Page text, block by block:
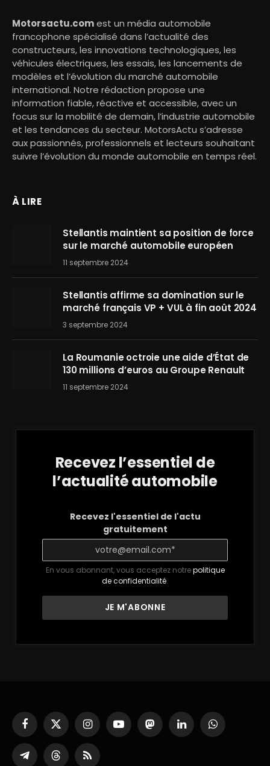
Motorsactu.comest un média automobile
francophone spécialisé dans l’actualité des
constructeurs, les innovations technologiques, les
véhicules électriques, les essais, les lancements de
modèles et l’évolution du marché automobile
international. Notre rédaction propose une
information fiable, réactive et accessible, avec un
focus sur la mobilité de demain, l’industrie automobile
et les tendances du secteur. MotorsActu s’adresse
aux passionnés, professionnels et lecteurs souhaitant
suivre l’évolution du monde automobile en temps réel.
À LIRE
Stellantis maintient sa position de force
sur le marché automobile européen
11 septembre 2024
Stellantis affirme sa domination sur le
marché français VP + VUL à fin août 2024
3 septembre 2024
La Roumanie octroie une aide d’État de
130 millions d’euros au Groupe Renault
11 septembre 2024
Recevez l’essentiel de
l’actualité automobile
Recevez l'essentiel de l'actu
gratuitement
En vous abonnant, vous acceptez notrepolitique
de confidentialité.
Facebook
X
(Twitter)
InstagramYouTubeMastodonLinkedInWhatsApp
PartagerThreadsRSS